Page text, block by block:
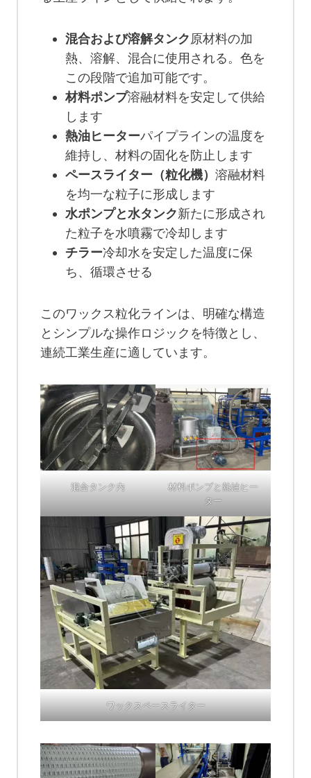
混合および溶解タンク原材料の加
熱、溶解、混合に使用される。色を
この段階で追加可能です。
材料ポンプ溶融材料を安定して供給
します
熱油ヒーターパイプラインの温度を
維持し、材料の固化を防止します
ペースライター（粒化機） 溶融材料
を均一な粒子に形成します
水ポンプと水タンク新たに形成され
た粒子を水噴霧で冷却します
チラー冷却水を安定した温度に保
ち、循環させる
このワックス粒化ラインは、明確な構造
とシンプルな操作ロジックを特徴とし、
連続工業生産に適しています。
混合タンク内
材料ポンプと熱油ヒー
ター
ワックスペースライター